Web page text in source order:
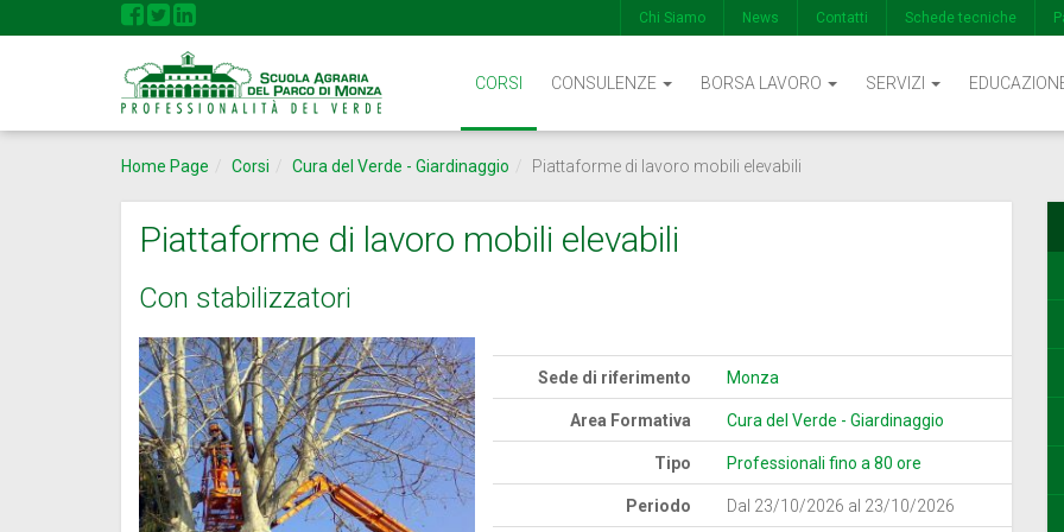
Chi Siamo News Contatti Schede tecniche
CORSI CONSULENZE BORSA LAVORO SERVIZI
Home Page Corsi Cura del Verde - Giardinaggio Piattaforme di lavoro mobili elevabili
Piattaforme di lavoro mobili elevabili
Con stabilizzatori
Sede di riferimento Monza
Area Formativa Cura del Verde - Giardinaggio
Tipo Professionali fino a 80 ore
Periodo Dal 23/10/2026 al 23/10/2026